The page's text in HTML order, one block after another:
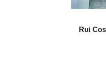
Rui